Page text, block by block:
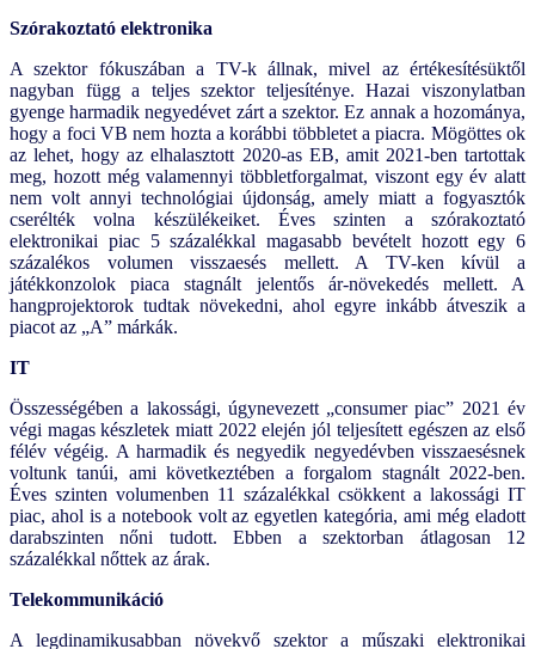
Szórakoztató elektronika
A szektor fókuszában a TV-k állnak, mivel az értékesítésüktől
nagyban függ a teljes szektor teljesíténye. Hazai viszonylatban
gyenge harmadik negyedévet zárt a szektor. Ez annak a hozománya,
hogy a foci VB nem hozta a korábbi többletet a piacra. Mögöttes ok
az lehet, hogy az elhalasztott 2020-as EB, amit 2021-ben tartottak
meg, hozott még valamennyi többletforgalmat, viszont egy év alatt
nem volt annyi technológiai újdonság, amely miatt a fogyasztók
cserélték volna készülékeiket. Éves szinten a szórakoztató
elektronikai piac 5 százalékkal magasabb bevételt hozott egy 6
százalékos volumen visszaesés mellett. A TV-ken kívül a
játékkonzolok piaca stagnált jelentős ár-növekedés mellett. A
hangprojektorok tudtak növekedni, ahol egyre inkább átveszik a
piacot az „A” márkák.
IT
Összességében a lakossági, úgynevezett „consumer piac” 2021 év
végi magas készletek miatt 2022 elején jól teljesített egészen az első
félév végéig. A harmadik és negyedik negyedévben visszaesésnek
voltunk tanúi, ami következtében a forgalom stagnált 2022-ben.
Éves szinten volumenben 11 százalékkal csökkent a lakossági IT
piac, ahol is a notebook volt az egyetlen kategória, ami még eladott
darabszinten nőni tudott. Ebben a szektorban átlagosan 12
százalékkal nőttek az árak.
Telekommunikáció
A legdinamikusabban növekvő szektor a műszaki elektronikai